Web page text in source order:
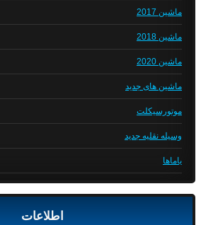
ماشین 2017
ماشین 2018
ماشین 2020
ماشین های جدید
موتورسیکلت
وسیله نقلیه جدید
یاماها
اطلاعات